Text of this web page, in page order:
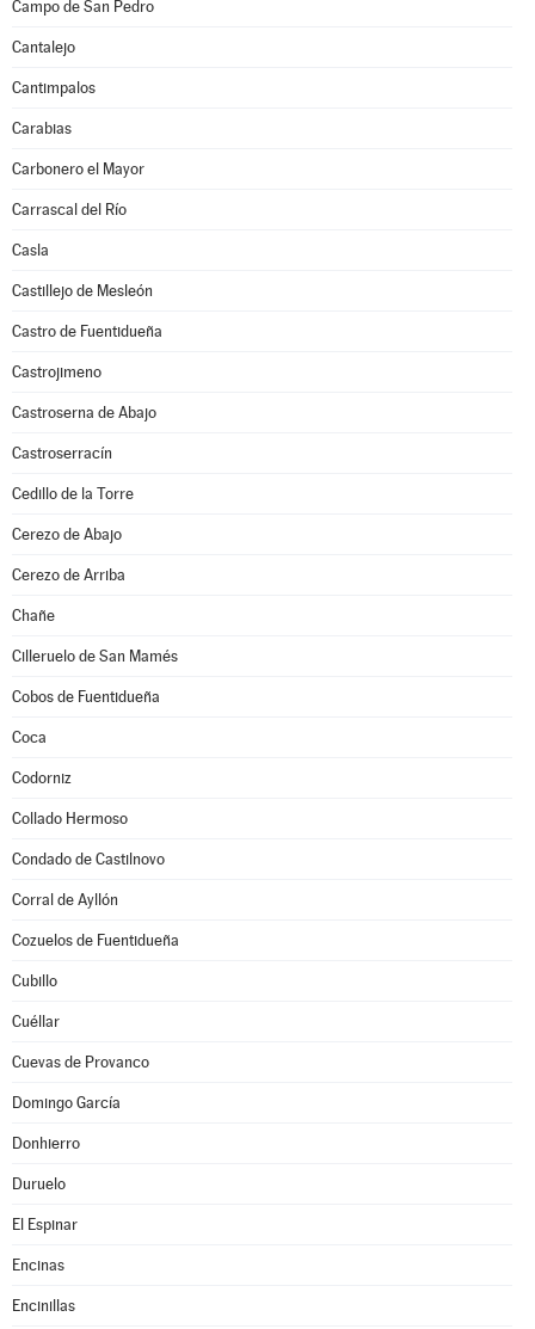
Campo de San Pedro
Cantalejo
Cantimpalos
Carabias
Carbonero el Mayor
Carrascal del Río
Casla
Castillejo de Mesleón
Castro de Fuentidueña
Castrojimeno
Castroserna de Abajo
Castroserracín
Cedillo de la Torre
Cerezo de Abajo
Cerezo de Arriba
Chañe
Cilleruelo de San Mamés
Cobos de Fuentidueña
Coca
Codorniz
Collado Hermoso
Condado de Castilnovo
Corral de Ayllón
Cozuelos de Fuentidueña
Cubillo
Cuéllar
Cuevas de Provanco
Domingo García
Donhierro
Duruelo
El Espinar
Encinas
Encinillas